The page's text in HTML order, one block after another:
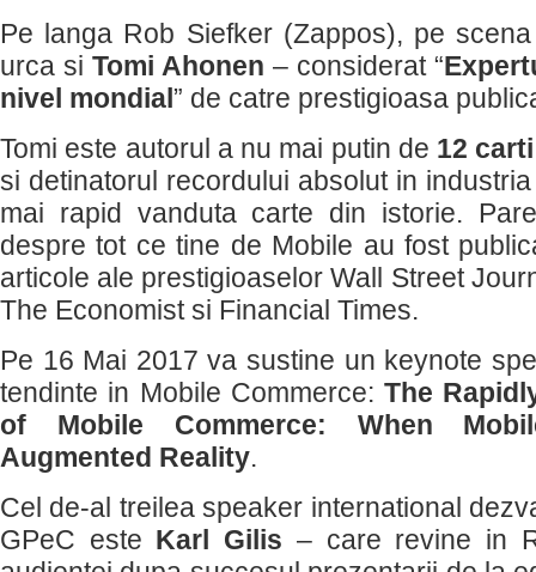
Pe langa Rob Siefker (Zappos), pe
urca si Tomi Ahonen – considerat “
nivel mondial” de catre prestigioasa
Tomi este autorul a nu mai putin de 12
si detinatorul recordului absolut in
mai rapid vanduta carte din istorie.
despre tot ce tine de Mobile au fost
articole ale prestigioaselor Wall Street
The Economist si Financial Times.
Pe 16 Mai 2017 va sustine un keynote
tendinte in Mobile Commerce:The
of Mobile Commerce: When
Augmented Reality.
Cel de-al treilea speaker international
GPeC este Karl Gilis – care revine in